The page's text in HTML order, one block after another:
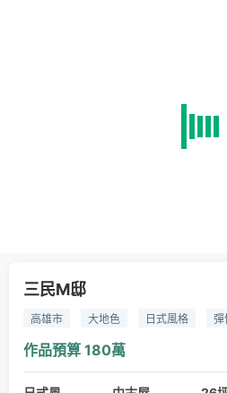
三民M邸
高雄市 大地色 日式風格 彈
栓木染色
作品預算 180萬